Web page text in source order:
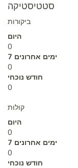
סטטיסטיקה
ביקורות
היום
0
7 ימים אחרונים
0
חודש נוכחי
0
קולות
היום
0
7 ימים אחרונים
0
חודש נוכחי